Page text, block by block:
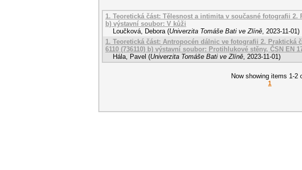
1. Teoretická část: Tělesnost a intimita v současné fotografii
b) výstavní soubor: V kůži
Loučková, Debora (Univerzita Tomáše Bati ve Zlíně, 2023-11-01)
1. Teoretická část: Antropocén dálnic ve fotografii 2. Praktická
6110 (736110) b) výstavní soubor: Protihlukové stěny, ČSN EN
Hála, Pavel (Univerzita Tomáše Bati ve Zlíně, 2023-11-01)
Now showing items 1-2
1